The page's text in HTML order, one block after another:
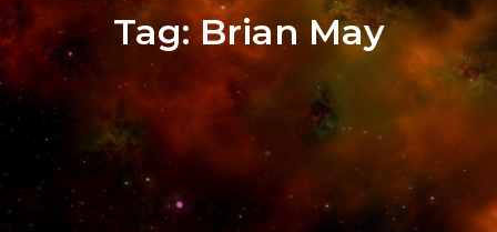
Tag:Brian May